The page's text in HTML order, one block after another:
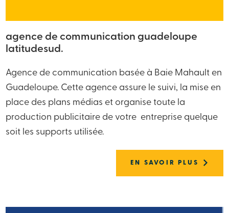
agence de communication guadeloupe
latitudesud.
Agence de communication basée à Baie Mahault en
Guadeloupe. Cette agence assure le suivi, la mise en
place des plans médias et organise toute la
production publicitaire de votre entreprise quelque
soit les supports utilisée.
EN SAVOIR PLUS